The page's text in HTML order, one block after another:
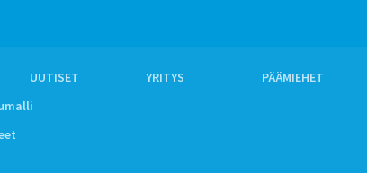
UUTISET YRITYS PÄÄMIEHET